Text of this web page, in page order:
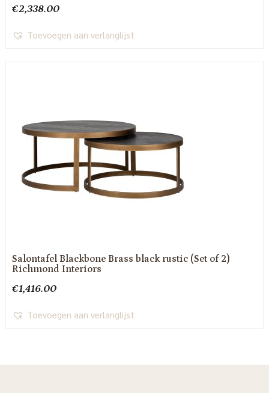
€2,338.00
Toevoegen aan verlanglijst
Salontafel Blackbone Brass black rustic (Set of 2)
Richmond Interiors
€1,416.00
Toevoegen aan verlanglijst